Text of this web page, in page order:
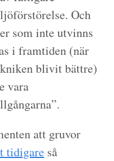
Och
som inte utvinns
i framtiden (när
blivit bättre)
vara
att gruvor
tidigare så